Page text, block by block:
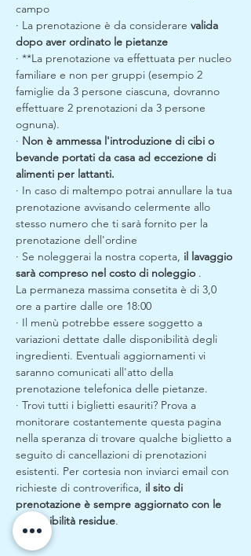
campo
· La prenotazione è da considerare valida
dopo aver ordinato le pietanze
· **La prenotazione va effettuata per nucleo
familiare e non per gruppi (esempio 2
famiglie da 3 persone ciascuna, dovranno
effettuare 2 prenotazioni da 3 persone
ognuna).
· Non è ammessa l'introduzione di cibi o
bevande portati da casa ad eccezione di
alimenti per lattanti.
· In caso di maltempo potrai annullare la tua
prenotazione avvisando celermente allo
stesso numero che ti sarà fornito per la
prenotazione dell'ordine
· Se noleggerai la nostra coperta, il lavaggio
sarà compreso nel costo di noleggio .
La permaneza massima consetita è di 3,0
ore a partire dalle ore 18:00
· Il menù potrebbe essere soggetto a
variazioni dettate dalle disponibilità degli
ingredienti. Eventuali aggiornamenti vi
saranno comunicati all'atto della
prenotazione telefonica delle pietanze.
· Trovi tutti i biglietti esauriti? Prova a
monitorare costantemente questa pagina
nella speranza di trovare qualche biglietto a
seguito di cancellazioni di prenotazioni
esistenti. Per cortesia non inviarci email con
richieste di controverifica, il sito di
prenotazione è sempre aggiornato con le
disponibilità residue.